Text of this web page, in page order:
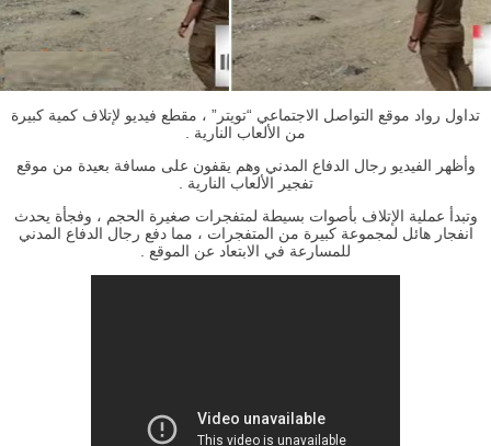
تداول رواد موقع التواصل الاجتماعي “تويتر” ، مقطع فيديو لإتلاف كمية كبيرة
من الألعاب النارية .
وأظهر الفيديو رجال الدفاع المدني وهم يقفون على مسافة بعيدة من موقع
تفجير الألعاب النارية .
وتبدأ عملية الإتلاف بأصوات بسيطة لمتفجرات صغيرة الحجم ، وفجأة يحدث
انفجار هائل لمجموعة كبيرة من المتفجرات ، مما دفع رجال الدفاع المدني
للمسارعة في الابتعاد عن الموقع .